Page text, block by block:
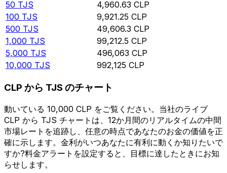
50 TJS 4,960.63 CLP
100 TJS 9,921.25 CLP
500 TJS 49,606.3 CLP
1,000 TJS 99,212.5 CLP
5,000 TJS 496,063 CLP
10,000 TJS 992,125 CLP
CLP から TJS のチャート
動いている 10,000 CLP をご覧ください。当社のライブ
CLP から TJS チャートは、12か月間のリアルタイムの中間
市場レートを追跡し、任意の時点であなたのお金の価値を正
確に示します。金利がいつあなたに有利に動くか知りたいで
すか?料金アラートを設定すると、目標に達したときにお知
らせします。